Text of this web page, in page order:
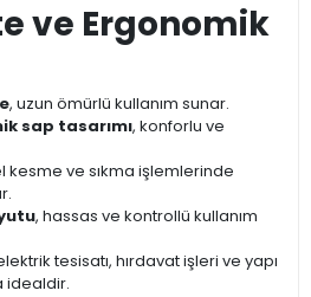
ve Ergonomik
, uzun ömürlü kullanım sunar.
sap tasarımı, konforlu ve
kesme ve sıkma işlemlerinde
, hassas ve kontrollü kullanım
tesisatı, hırdavat işleri ve yapı
idealdir.